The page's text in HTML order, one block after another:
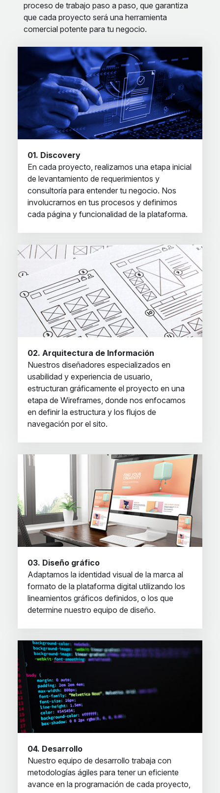
proceso de trabajo paso a paso, que garantiza
que cada proyecto será una herramienta
comercial potente para tu negocio.
01. Discovery
En cada proyecto, realizamos una etapa inicial
de levantamiento de requerimientos y
consultoría para entender tu negocio. Nos
involucrarnos en tus procesos y definimos
cada página y funcionalidad de la plataforma.
02. Arquitectura de Información
Nuestros diseñadores especializados en
usabilidad y experiencia de usuario,
estructuran gráficamente el proyecto en una
etapa de Wireframes, donde nos enfocamos
en definir la estructura y los flujos de
navegación por el sito.
03. Diseño gráfico
Adaptamos la identidad visual de la marca al
formato de la plataforma digital utilizando los
lineamientos gráficos definidos, o los que
determine nuestro equipo de diseño.
04. Desarrollo
Nuestro equipo de desarrollo trabaja con
metodologías ágiles para tener un eficiente
avance en la programación de cada proyecto,